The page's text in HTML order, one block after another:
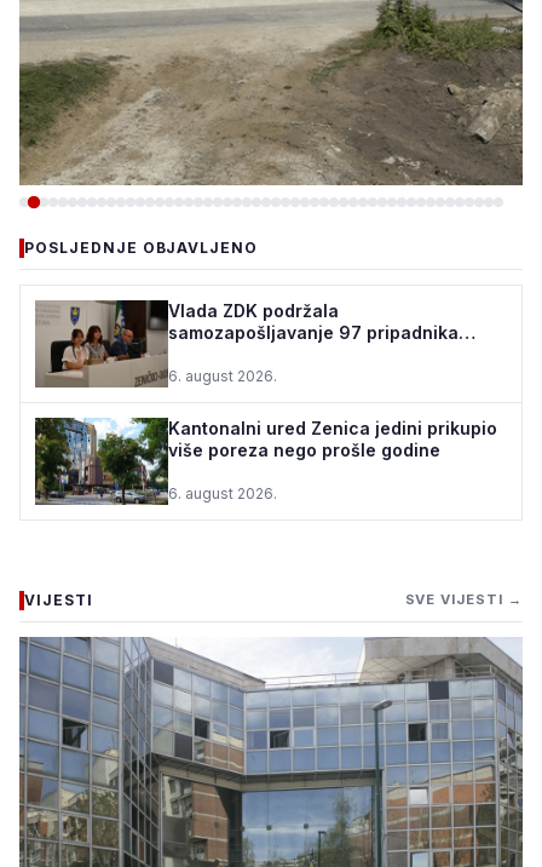
TEŠANJ I USORA OSIGURALI
160.000 POČETNIH ULAGANJA
ZA STADION „TOPOLIK“
5. august 2026.•159 pregleda
POSLJEDNJE OBJAVLJENO
Vlada ZDK podržala
samozapošljavanje 97 pripadnika
podrž...
6. august 2026.
Kantonalni ured Zenica jedini prikupio
više poreza nego prošle godine
6. august 2026.
VIJESTI SVE VIJESTI →